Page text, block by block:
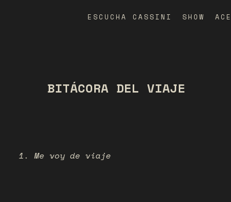
ESCUCHA CASSINI SHOW
BITÁCORA DEL VIAJE
1. Me voy de viaje